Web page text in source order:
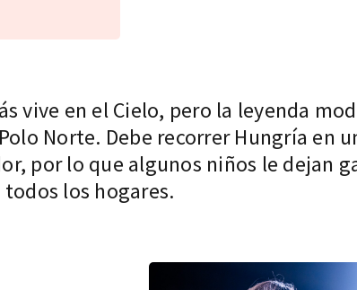
vive en el Cielo, pero la leyenda
Norte. Debe recorrer Hungría en
por lo que algunos niños le dejan
los hogares.